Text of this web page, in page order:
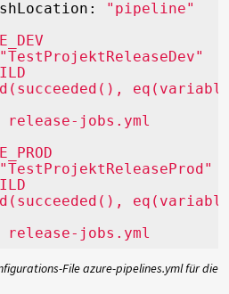
"pipeline"
"TestProjektReleaseDev"
release-jobs.yml
"TestProjektReleaseProd"
release-jobs.yml
File azure-pipelines.yml für die